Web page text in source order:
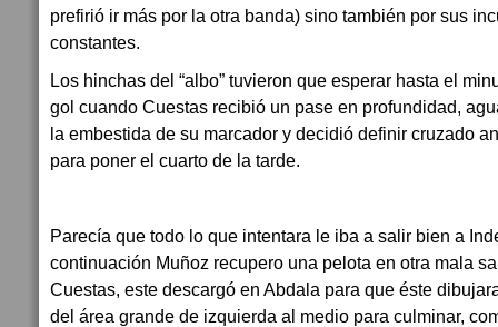
prefirió ir más por la otra banda) sino también por sus
constantes.
Los hinchas del “albo” tuvieron que esperar hasta el
gol cuando Cuestas recibió un pase en profundidad,
la embestida de su marcador y decidió definir cruzado
para poner el cuarto de la tarde.
Parecía que todo lo que intentara le iba a salir bien a
continuación Muñoz recupero una pelota en otra mala
Cuestas, este descargó en Abdala para que éste
del área grande de izquierda al medio para culminar,